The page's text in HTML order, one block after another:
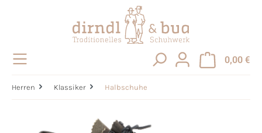
0,00 €
Herren Klassiker Halbschuhe
Bildergalerie überspringen